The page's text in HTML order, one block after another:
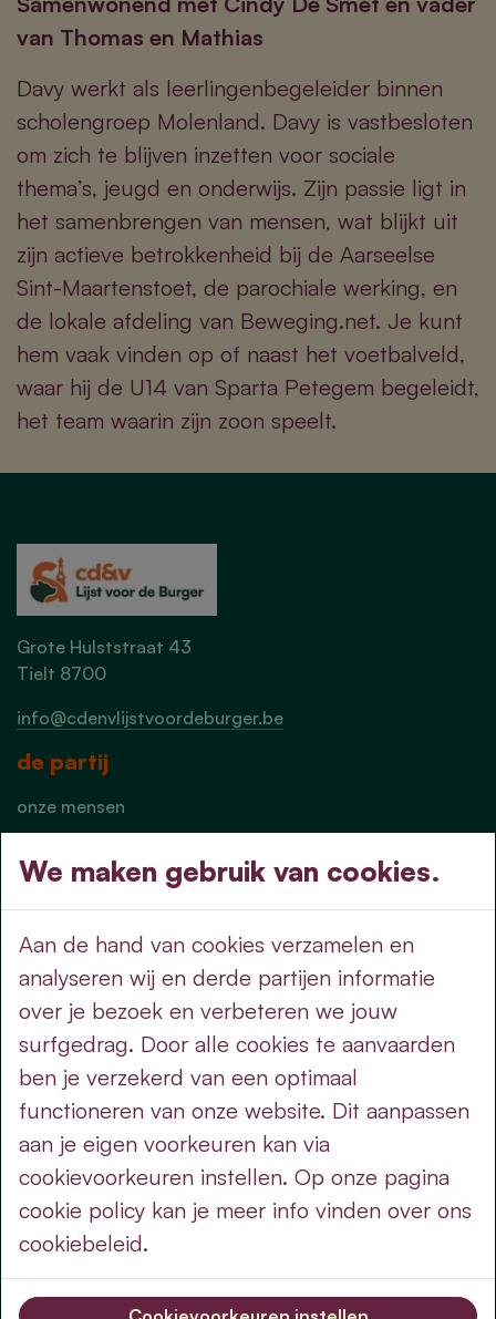
van Thomas en Mathias
Davy werkt als leerlingenbegeleider binnen
scholengroep Molenland. Davy is vastbesloten
om zich te blijven inzetten voor sociale
thema’s, jeugd en onderwijs. Zijn passie ligt in
het samenbrengen van mensen, wat blijkt uit
zijn actieve betrokkenheid bij de Aarseelse
Sint-Maartenstoet, de parochiale werking, en
de lokale afdeling van Beweging.net. Je kunt
hem vaak vinden op of naast het voetbalveld,
waar hij de U14 van Sparta Petegem begeleidt,
het team waarin zijn zoon speelt.
Grote Hulststraat 43
Tielt 8700
info@cdenvlijstvoordeburger.be
de partij
onze mensen
doe mee
word sympathisant
over cd&v - lijst voor de burger
standpunten
wettelijk
cookie policy
cookie-instellingen
We maken gebruik van cookies.
Aan de hand van cookies verzamelen en
analyseren wij en derde partijen informatie
over je bezoek en verbeteren we jouw
surfgedrag. Door alle cookies te aanvaarden
ben je verzekerd van een optimaal
functioneren van onze website. Dit aanpassen
aan je eigen voorkeuren kan via
cookievoorkeuren instellen. Op onze pagina
cookie policy kan je meer info vinden over ons
cookiebeleid.